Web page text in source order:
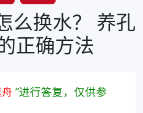
么换水？ 养孔
正确方法
”进行答复，仅供参